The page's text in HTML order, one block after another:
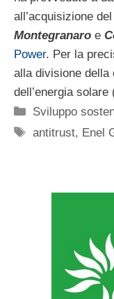
all’acquisizione
Montegranaro e
Power. Per la
alla divisione della
dell’energia solare
Categorie
Sviluppo
Tag
antitrust, Enel